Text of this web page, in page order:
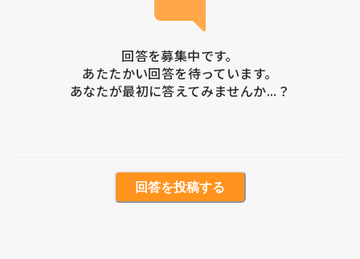
回答を募集中です。
あたたかい回答を待っています。
あなたが最初に答えてみませんか...？
回答を投稿する